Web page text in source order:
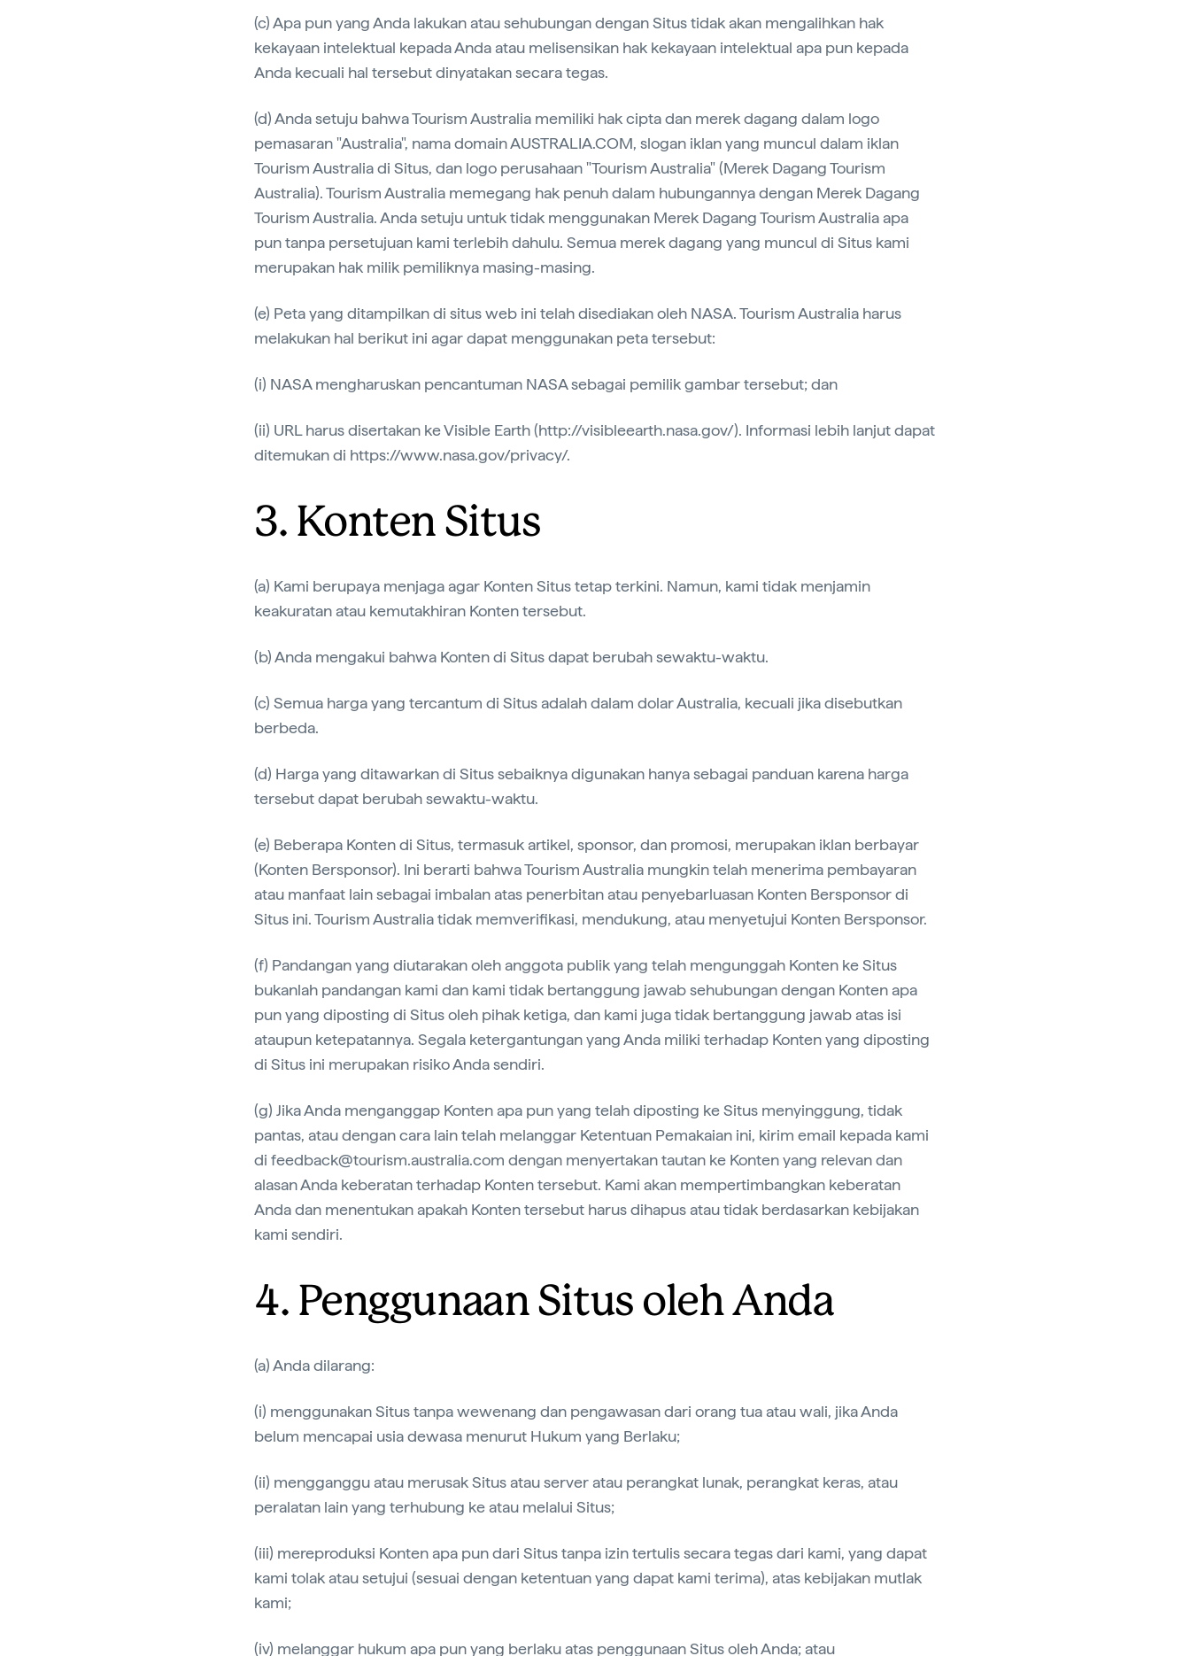
(c) Apa pun yang Anda lakukan atau sehubungan dengan Situs tidak akan mengalihkan hak
kekayaan intelektual kepada Anda atau melisensikan hak kekayaan intelektual apa pun kepada
Anda kecuali hal tersebut dinyatakan secara tegas.
(d) Anda setuju bahwa Tourism Australia memiliki hak cipta dan merek dagang dalam logo
pemasaran "Australia", nama domain AUSTRALIA.COM, slogan iklan yang muncul dalam iklan
Tourism Australia di Situs, dan logo perusahaan "Tourism Australia" (Merek Dagang Tourism
Australia). Tourism Australia memegang hak penuh dalam hubungannya dengan Merek Dagang
Tourism Australia. Anda setuju untuk tidak menggunakan Merek Dagang Tourism Australia apa
pun tanpa persetujuan kami terlebih dahulu. Semua merek dagang yang muncul di Situs kami
merupakan hak milik pemiliknya masing-masing.
(e) Peta yang ditampilkan di situs web ini telah disediakan oleh NASA. Tourism Australia harus
melakukan hal berikut ini agar dapat menggunakan peta tersebut:
(i) NASA mengharuskan pencantuman NASA sebagai pemilik gambar tersebut; dan
(ii) URL harus disertakan ke Visible Earth (http://visibleearth.nasa.gov/). Informasi lebih lanjut dapat
ditemukan di https://www.nasa.gov/privacy/.
3. Konten Situs
(a) Kami berupaya menjaga agar Konten Situs tetap terkini. Namun, kami tidak menjamin
keakuratan atau kemutakhiran Konten tersebut.
(b) Anda mengakui bahwa Konten di Situs dapat berubah sewaktu-waktu.
(c) Semua harga yang tercantum di Situs adalah dalam dolar Australia, kecuali jika disebutkan
berbeda.
(d) Harga yang ditawarkan di Situs sebaiknya digunakan hanya sebagai panduan karena harga
tersebut dapat berubah sewaktu-waktu.
(e) Beberapa Konten di Situs, termasuk artikel, sponsor, dan promosi, merupakan iklan berbayar
(Konten Bersponsor). Ini berarti bahwa Tourism Australia mungkin telah menerima pembayaran
atau manfaat lain sebagai imbalan atas penerbitan atau penyebarluasan Konten Bersponsor di
Situs ini. Tourism Australia tidak memverifikasi, mendukung, atau menyetujui Konten Bersponsor.
(f) Pandangan yang diutarakan oleh anggota publik yang telah mengunggah Konten ke Situs
bukanlah pandangan kami dan kami tidak bertanggung jawab sehubungan dengan Konten apa
pun yang diposting di Situs oleh pihak ketiga, dan kami juga tidak bertanggung jawab atas isi
ataupun ketepatannya. Segala ketergantungan yang Anda miliki terhadap Konten yang diposting
di Situs ini merupakan risiko Anda sendiri.
(g) Jika Anda menganggap Konten apa pun yang telah diposting ke Situs menyinggung, tidak
pantas, atau dengan cara lain telah melanggar Ketentuan Pemakaian ini, kirim email kepada kami
di feedback@tourism.australia.com dengan menyertakan tautan ke Konten yang relevan dan
alasan Anda keberatan terhadap Konten tersebut. Kami akan mempertimbangkan keberatan
Anda dan menentukan apakah Konten tersebut harus dihapus atau tidak berdasarkan kebijakan
kami sendiri.
4. Penggunaan Situs oleh Anda
(a) Anda dilarang:
(i) menggunakan Situs tanpa wewenang dan pengawasan dari orang tua atau wali, jika Anda
belum mencapai usia dewasa menurut Hukum yang Berlaku;
(ii) mengganggu atau merusak Situs atau server atau perangkat lunak, perangkat keras, atau
peralatan lain yang terhubung ke atau melalui Situs;
(iii) mereproduksi Konten apa pun dari Situs tanpa izin tertulis secara tegas dari kami, yang dapat
kami tolak atau setujui (sesuai dengan ketentuan yang dapat kami terima), atas kebijakan mutlak
kami;
(iv) melanggar hukum apa pun yang berlaku atas penggunaan Situs oleh Anda; atau